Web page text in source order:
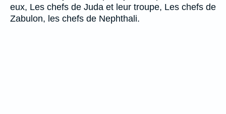
eux, Les chefs de Juda et leur troupe, Les chefs de
Zabulon, les chefs de Nephthali.